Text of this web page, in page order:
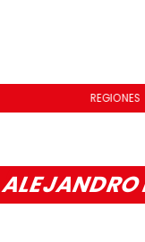
REGIONES
ALEJANDRO